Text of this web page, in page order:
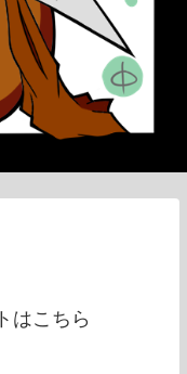
はこちら